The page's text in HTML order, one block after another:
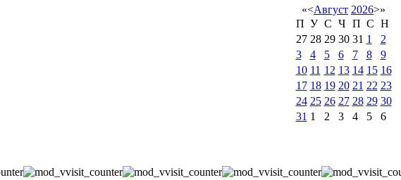
«<Август 2026>»
П У С Ч П С Н
27 28 29 30 31 1
2
3
4 5 6 7 8
9
10 11 12 13 14 15 16
17 18 19 20 21 22 23
24 25 26 27 28 29 30
31 1 2 3 4 5 6